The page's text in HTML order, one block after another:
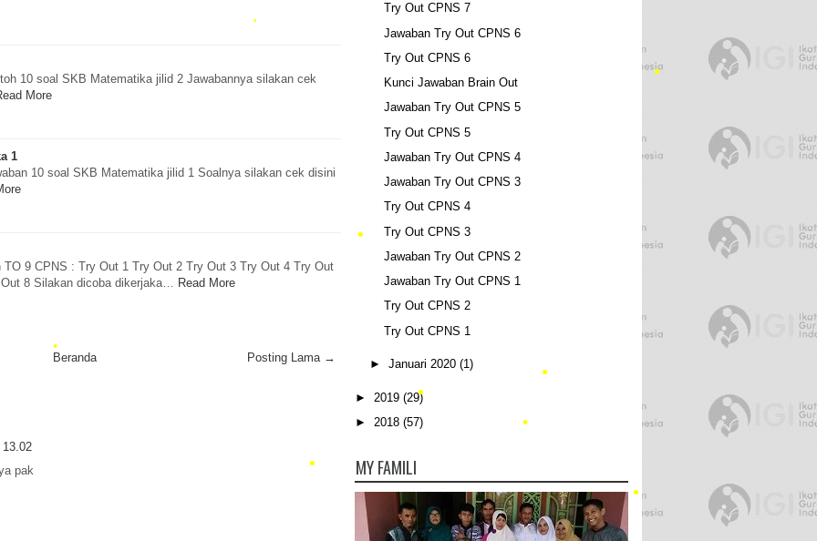
10 soal SKB Matematika jilid 2 Jawabannya silakan cek
More
1
10 soal SKB Matematika jilid 1 Soalnya silakan cek disini
TO 9 CPNS : Try Out 1 Try Out 2 Try Out 3 Try Out 4 Try Out
8 Silakan dicoba dikerjaka…
Read More
Posting Lama →
Beranda
pak
Try Out CPNS 7
Jawaban Try Out CPNS 6
Try Out CPNS 6
Kunci Jawaban Brain Out
Jawaban Try Out CPNS 5
Try Out CPNS 5
Jawaban Try Out CPNS 4
Jawaban Try Out CPNS 3
Try Out CPNS 4
Try Out CPNS 3
Jawaban Try Out CPNS 2
Jawaban Try Out CPNS 1
Try Out CPNS 2
Try Out CPNS 1
► Januari 2020 (1)
► 2019 (29)
► 2018 (57)
MY FAMILI
•
•